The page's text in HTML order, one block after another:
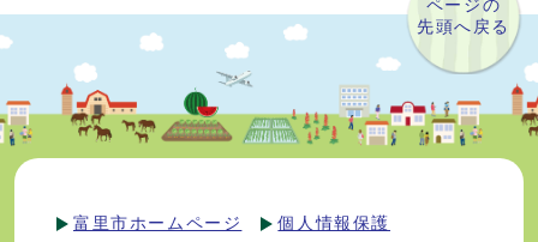
ページの
先頭へ戻る
富里市ホームページ 個人情報保護